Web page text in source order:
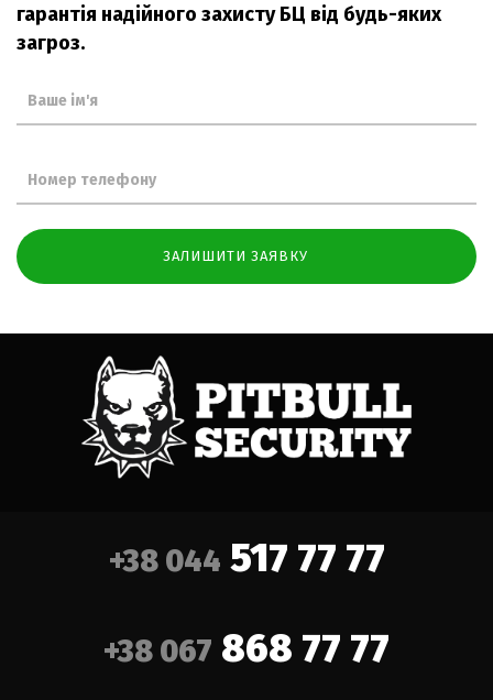
гарантія надійного захисту БЦ від будь-яких
загроз.
+38 044 517 77 77
+38 067 868 77 77